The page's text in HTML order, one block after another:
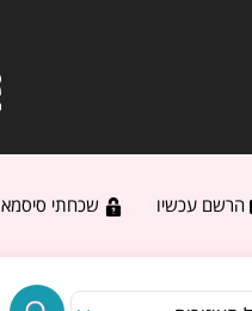
הרשם עכשיו שכחתי סיסמא